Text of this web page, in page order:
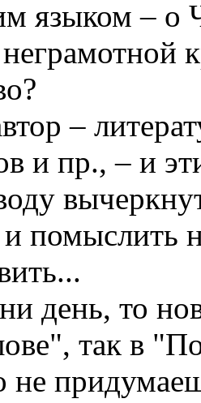
– о
–
и пр., – и
помыслить
то
так в
не